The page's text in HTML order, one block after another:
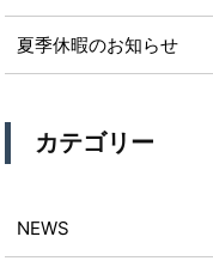
夏季休暇のお知らせ
カテゴリー
NEWS